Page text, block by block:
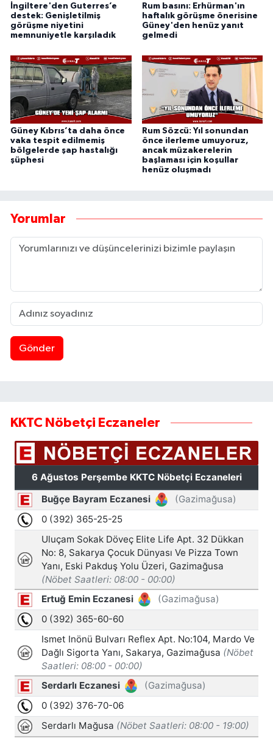
İngiltere'den Guterres’e
destek: Genişletilmiş
görüşme niyetini
memnuniyetle karşıladık
Rum basını: Erhürman'ın
haftalık görüşme önerisine
Güney'den henüz yanıt
gelmedi
Güney Kıbrıs’ta daha önce
vaka tespit edilmemiş
bölgelerde şap hastalığı
şüphesi
Rum Sözcü: Yıl sonundan
önce ilerleme umuyoruz,
ancak müzakerelerin
başlaması için koşullar
henüz oluşmadı
Yorumlar
Gönder
KKTC Nöbetçi Eczaneler